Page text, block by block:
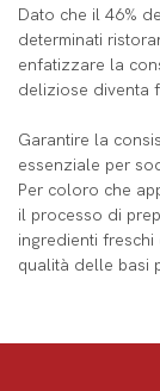
Dato che il 46%
determinati
enfatizzare la
deliziose diventa
Garantire la
essenziale per
Per coloro che
il processo di
ingredienti
qualità delle basi